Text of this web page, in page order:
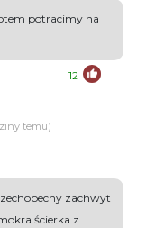
potracimy na
12
temu)
zachwyt
ścierka z